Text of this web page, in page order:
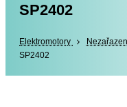
SP2402
Elektromotory Elektromotory
SP2402